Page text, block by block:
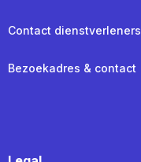
Contact dienstverleners
Bezoekadres & contact